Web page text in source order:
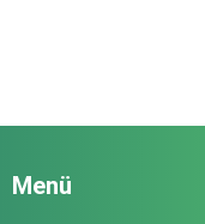
Menü